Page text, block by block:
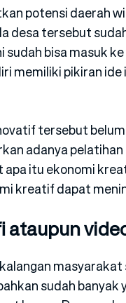
potensi daerah
desa tersebut
bisa masuk
memiliki pikiran
tersebut
adanya
itu ekonomi
kreatif dapat
ataupun
sudah